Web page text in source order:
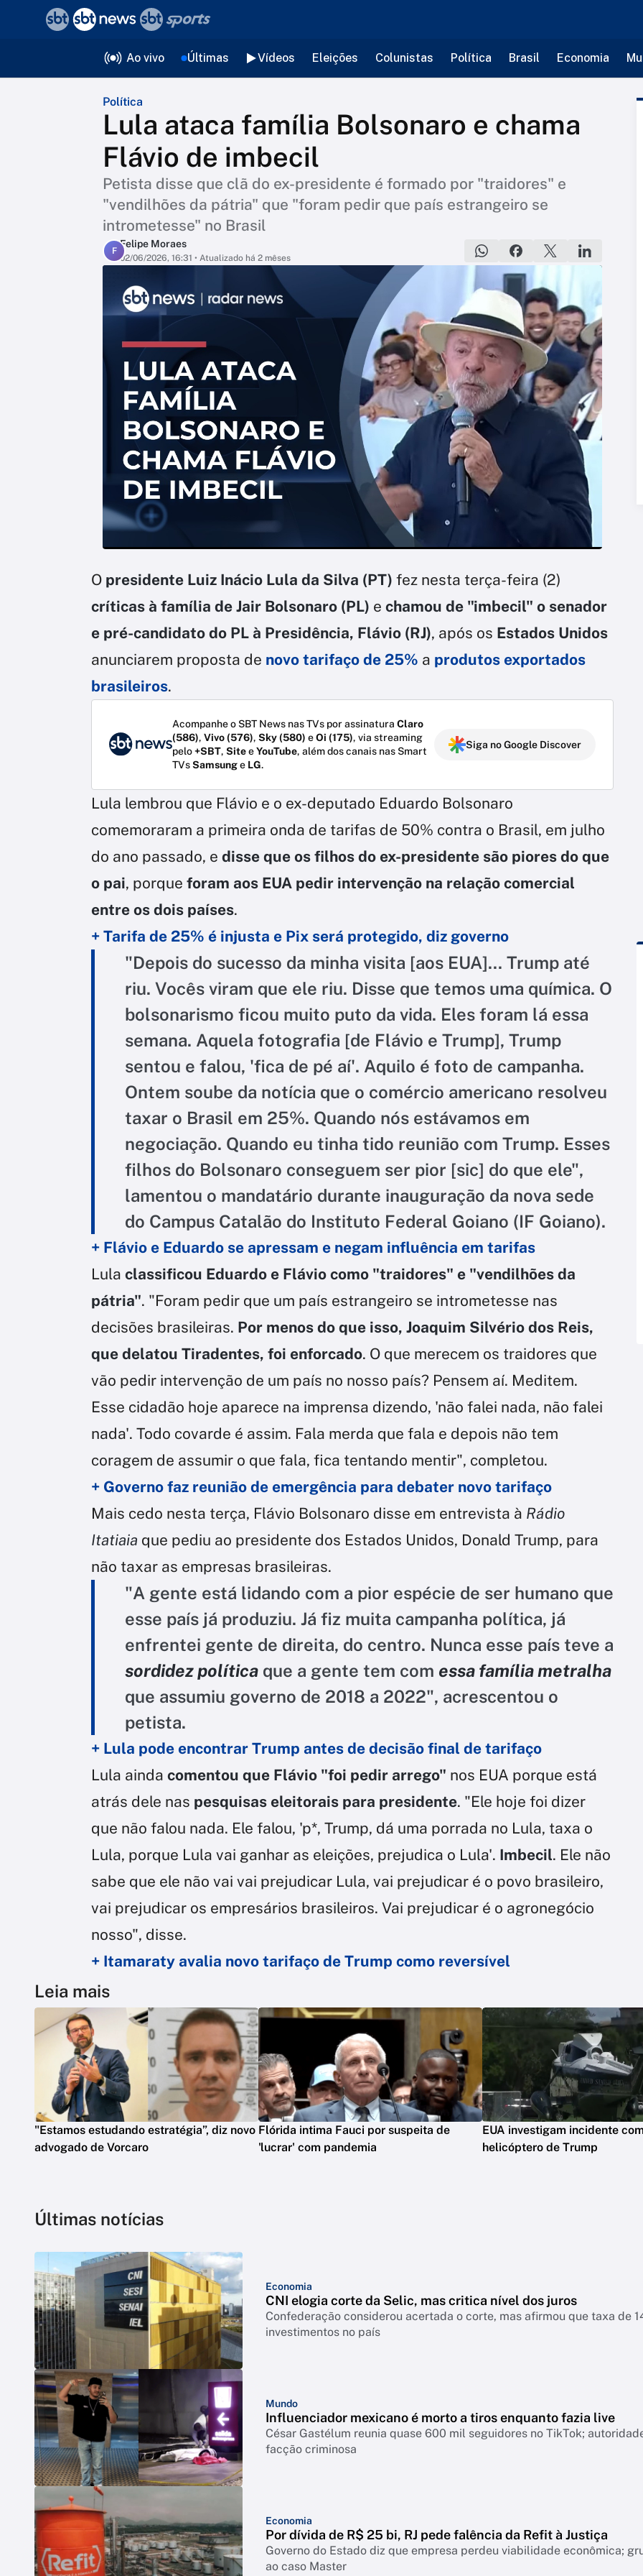
Ao vivo Últimas Vídeos Eleições Colunistas Política Brasil Economia
Política
Lula ataca família Bolsonaro e chama
Flávio de imbecil
Petista disse que clã do ex-presidente é formado por "traidores" e
"vendilhões da pátria" que "foram pedir que país estrangeiro se
intrometesse" no Brasil
F
Felipe Moraes
02/06/2026, 16:31 • Atualizado há 2 mêses
O presidente Luiz Inácio Lula da Silva (PT) fez nesta terça-feira (2)
críticas à família de Jair Bolsonaro (PL) e chamou de "imbecil" o senador
e pré-candidato do PL à Presidência, Flávio (RJ), após os Estados Unidos
anunciarem proposta de novo tarifaço de 25% a produtos exportados
brasileiros.
Acompanhe o SBT News nas TVs por assinatura Claro
(586), Vivo (576), Sky (580) eOi (175), via streaming
pelo+SBT, SiteeYouTube, além dos canais nas Smart
TVsSamsunge LG.
Siga no Google Discover
Lula lembrou que Flávio e o ex-deputado Eduardo Bolsonaro
comemoraram a primeira onda de tarifas de 50% contra o Brasil, em julho
do ano passado, e disse que os filhos do ex-presidente são piores do que
o pai, porque foram aos EUA pedir intervenção na relação comercial
entre os dois países.
+ Tarifa de 25% é injusta e Pix será protegido, diz governo
"Depois do sucesso da minha visita [aos EUA]... Trump até
riu. Vocês viram que ele riu. Disse que temos uma química. O
bolsonarismo ficou muito puto da vida. Eles foram lá essa
semana. Aquela fotografia [de Flávio e Trump], Trump
sentou e falou, 'fica de pé aí'. Aquilo é foto de campanha.
Ontem soube da notícia que o comércio americano resolveu
taxar o Brasil em 25%. Quando nós estávamos em
negociação. Quando eu tinha tido reunião com Trump. Esses
filhos do Bolsonaro conseguem ser pior [sic] do que ele",
lamentou o mandatário durante inauguração da nova sede
do Campus Catalão do Instituto Federal Goiano (IF Goiano).
+ Flávio e Eduardo se apressam e negam influência em tarifas
Lula classificou Eduardo e Flávio como "traidores" e "vendilhões da
pátria". "Foram pedir que um país estrangeiro se intrometesse nas
decisões brasileiras. Por menos do que isso, Joaquim Silvério dos Reis,
que delatou Tiradentes, foi enforcado. O que merecem os traidores que
vão pedir intervenção de um país no nosso país? Pensem aí. Meditem.
Esse cidadão hoje aparece na imprensa dizendo, 'não falei nada, não falei
nada'. Todo covarde é assim. Fala merda que fala e depois não tem
coragem de assumir o que fala, fica tentando mentir", completou.
+ Governo faz reunião de emergência para debater novo tarifaço
Mais cedo nesta terça, Flávio Bolsonaro disse em entrevista à Rádio
Itatiaia que pediu ao presidente dos Estados Unidos, Donald Trump, para
não taxar as empresas brasileiras.
"A gente está lidando com a pior espécie de ser humano que
esse país já produziu. Já fiz muita campanha política, já
enfrentei gente de direita, do centro. Nunca esse país teve a
sordidez política que a gente tem com essa família metralha
que assumiu governo de 2018 a 2022", acrescentou o
petista.
+ Lula pode encontrar Trump antes de decisão final de tarifaço
Lula ainda comentou que Flávio "foi pedir arrego" nos EUA porque está
atrás dele nas pesquisas eleitorais para presidente. "Ele hoje foi dizer
que não falou nada. Ele falou, 'p*, Trump, dá uma porrada no Lula, taxa o
Lula, porque Lula vai ganhar as eleições, prejudica o Lula'. Imbecil. Ele não
sabe que ele não vai vai prejudicar Lula, vai prejudicar é o povo brasileiro,
vai prejudicar os empresários brasileiros. Vai prejudicar é o agronegócio
nosso", disse.
+ Itamaraty avalia novo tarifaço de Trump como reversível
Leia mais
"Estamos estudando estratégia”, diz novo
advogado de Vorcaro
Flórida intima Fauci por suspeita de
'lucrar' com pandemia
EUA investigam incidente
helicóptero de Trump
Últimas notícias
Economia
CNI elogia corte da Selic, mas critica nível dos juros
Confederação considerou acertada o corte, mas afirmou que taxa de 14% continua pressionando empresas,
investimentos no país
Mundo
Influenciador mexicano é morto a tiros enquanto fazia live
César Gastélum reunia quase 600 mil seguidores no TikTok;
facção criminosa
Economia
Por dívida de R$ 25 bi, RJ pede falência da Refit à Justiça
Governo do Estado diz que empresa perdeu viabilidade econômica;
ao caso Master
voltar
Editorias